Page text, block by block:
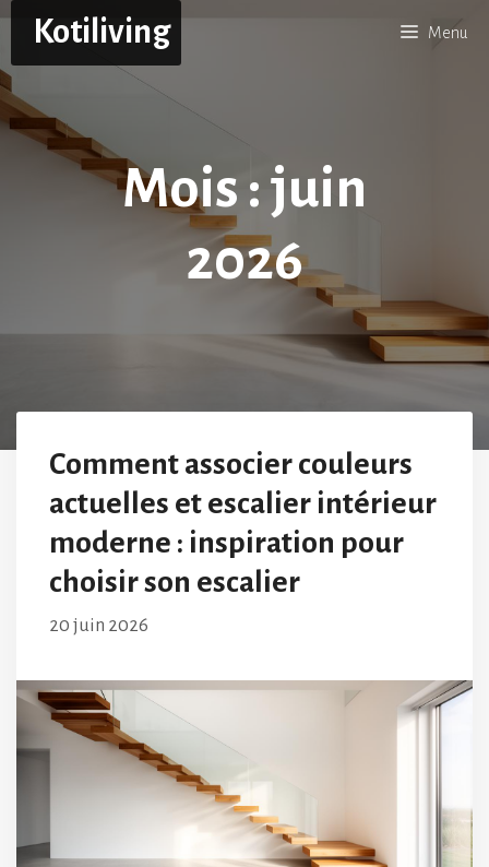
contenu
Kotiliving Menu
Mois : juin
2026
Comment associer couleurs
actuelles et escalier intérieur
moderne : inspiration pour
choisir son escalier
20 juin 2026